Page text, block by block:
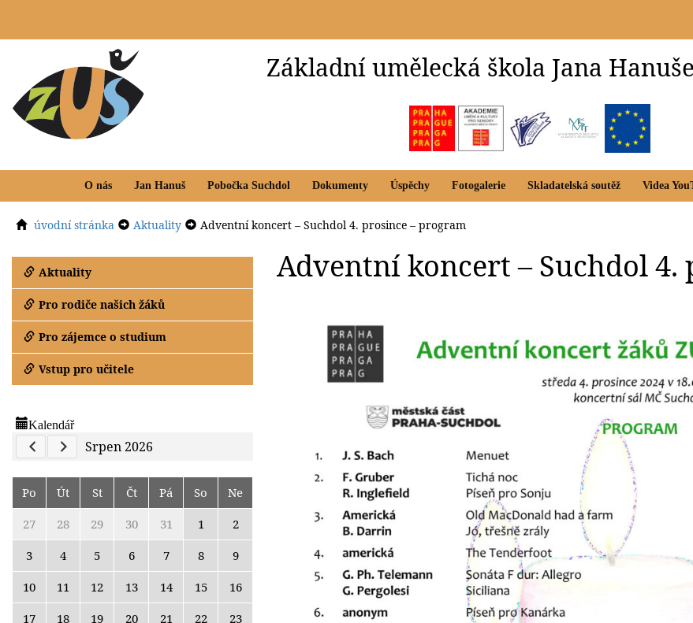
Základní umělecká škola Jana
O nás Jan Hanuš Pobočka Suchdol Dokumenty Úspěchy Fotogalerie Skladatelská soutěž Videa
úvodní stránka Aktuality Adventní koncert – Suchdol 4. prosince – program
Aktuality
Pro rodiče našich žáků
Pro zájemce o studium
Vstup pro učitele
Kalendář
Previous Calendar
Next Calendar
Srpen 2026
Po Út St Čt Pá So
Ne
27
28 29 30 31 1
2
3
4 5 6 7 8
9
10
11 12 13 14 15
16
17
18 19 20 21 22
23
Adventní koncert – Suchdol 4.